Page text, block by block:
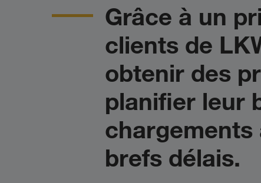
Grâce à un
clients de
obtenir des
planifier leur
chargements
brefs délais.